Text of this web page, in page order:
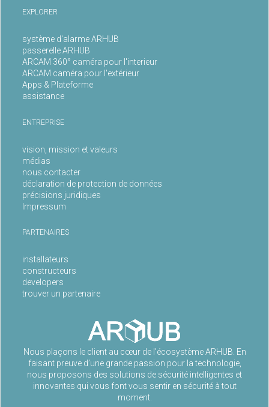
Nous plaçons le client au cœur de l'écosystème ARHUB. En
faisant preuve d’une grande passion pour la technologie,
nous proposons des solutions de sécurité intelligentes et
innovantes qui vous font vous sentir en sécurité à tout
moment.
EXPLORER
système d'alarme ARHUB
passerelle ARHUB
ARCAM 360° caméra pour l'interieur
ARCAM caméra pour l'extérieur
Apps & Plateforme
assistance
ENTREPRISE
vision, mission et valeurs
médias
nous contacter
déclaration de protection de données
précisions juridiques
Impressum
PARTENAIRES
installateurs
constructeurs
developers
trouver un partenaire